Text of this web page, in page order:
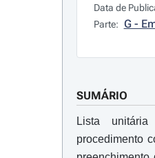
Data de
Parte: G -
SUMÁRIO
Lista
procedimento